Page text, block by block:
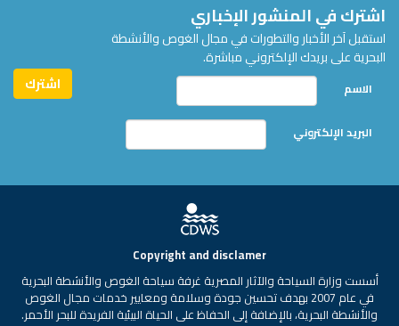
اشترك في المنشور الإخباري
استقبل آخر الأخبار والتطورات في مجال الغوص والأنشطة
البحرية على بريدك الإلكتروني مباشرة.
الاسم
البريد الإلكتروني
Copyright and disclamer
أسست وزارة السياحة والآثار المصرية غرفة سياحة الغوص والأنشطة البحرية
في عام 2007 بهدف تحسين جودة وسلامة ومعايير خدمات مجال الغوص
والأنشطة البحرية، بالإضافة إلى الحفاظ على الحياة البيئية الفريدة للبحر الأحمر.